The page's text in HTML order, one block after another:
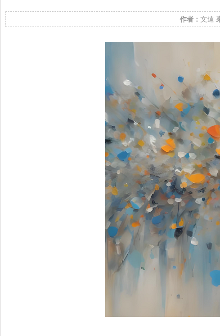
作者： 文遠